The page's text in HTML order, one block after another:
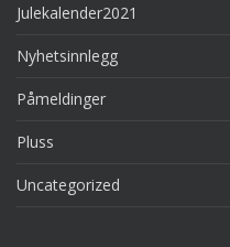
Julekalender2021
Nyhetsinnlegg
Påmeldinger
Pluss
Uncategorized